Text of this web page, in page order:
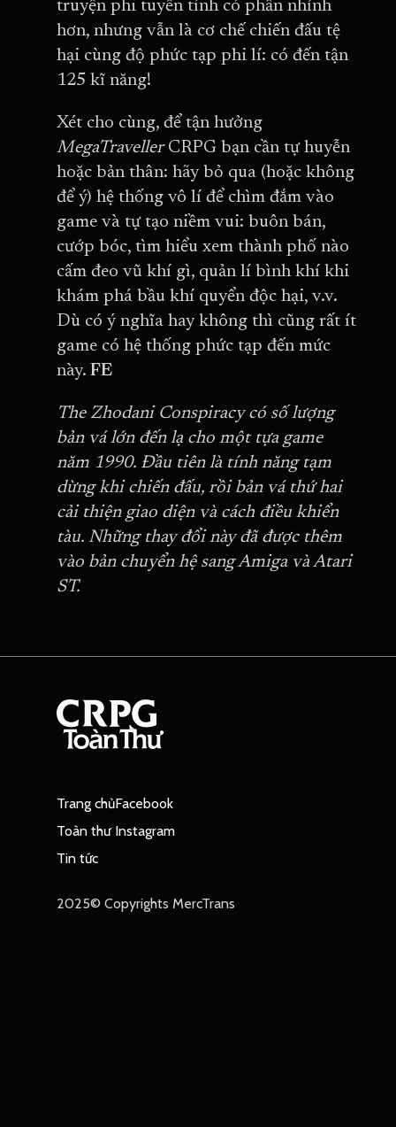
truyện phi tuyến tính có phần nhỉnh
hơn, nhưng vẫn là cơ chế chiến đấu tệ
hại cùng độ phức tạp phi lí: có đến tận
125 kĩ năng!
Xét cho cùng, để tận hưởng
MegaTravellerCRPG bạn cần tự huyễn
hoặc bản thân: hãy bỏ qua (hoặc không
để ý) hệ thống vô lí để chìm đắm vào
game và tự tạo niềm vui: buôn bán,
cướp bóc, tìm hiểu xem thành phố nào
cấm đeo vũ khí gì, quản lí bình khí khi
khám phá bầu khí quyển độc hại, v.v.
Dù có ý nghĩa hay không thì cũng rất ít
game có hệ thống phức tạp đến mức
này. FE
The Zhodani Conspiracy có số lượng
bản vá lớn đến lạ cho một tựa game
năm 1990. Đầu tiên là tính năng tạm
dừng khi chiến đấu, rồi bản vá thứ hai
cải thiện giao diện và cách điều khiển
tàu. Những thay đổi này đã được thêm
vào bản chuyển hệ sang Amiga và Atari
ST.
Trang chủ
Toàn thư
Tin tức
Facebook
Instagram
2025© Copyrights MercTrans